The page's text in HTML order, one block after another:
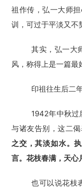
艺
术
策
责
声
明
祖作传，弘一大师
训，可过于平淡又不
其实，弘一大
风，称得上是一篇最
印祖往生后二
1942年中秋过
与诸友告别，这二
之交，其淡如水。
言。花枝春满，天心
也可以说花枝